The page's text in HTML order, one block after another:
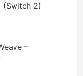
(Switch 2)
–